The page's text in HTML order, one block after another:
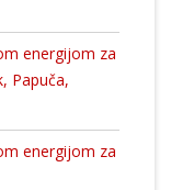
energijom za
Papuča,
energijom za